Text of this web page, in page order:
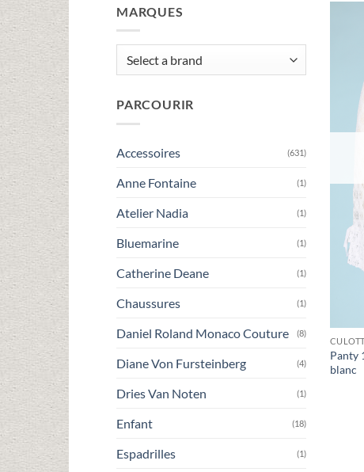
MARQUES
PARCOURIR
Accessoires (631)
Anne Fontaine (1)
Atelier Nadia (1)
Bluemarine (1)
Catherine Deane (1)
Chaussures (1)
Daniel Roland Monaco Couture (8)
Diane Von Fursteinberg (4)
Dries Van Noten (1)
Enfant (18)
Espadrilles (1)
Panty
blanc